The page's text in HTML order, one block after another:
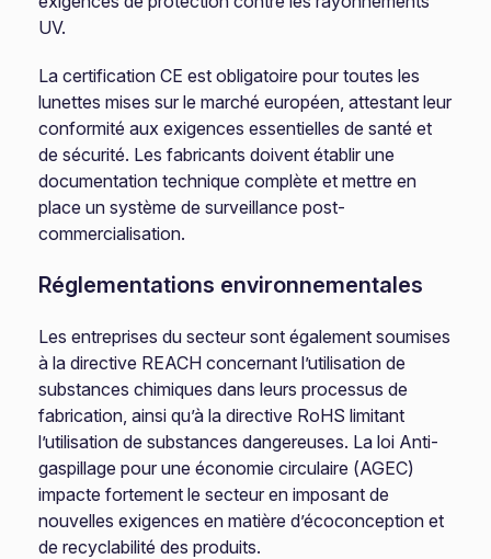
UV.
La certification CE est obligatoire pour toutes les
lunettes mises sur le marché européen, attestant leur
conformité aux exigences essentielles de santé et
de sécurité. Les fabricants doivent établir une
documentation technique complète et mettre en
place un système de surveillance post-
commercialisation.
Réglementations environnementales
Les entreprises du secteur sont également soumises
à la directive REACH concernant l’utilisation de
substances chimiques dans leurs processus de
fabrication, ainsi qu’à la directive RoHS limitant
l’utilisation de substances dangereuses. La loi Anti-
gaspillage pour une économie circulaire (AGEC)
impacte fortement le secteur en imposant de
nouvelles exigences en matière d’écoconception et
de recyclabilité des produits.